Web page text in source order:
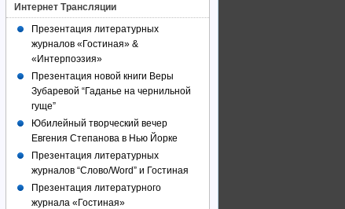
Интернет Трансляции
Презентация литературных
журналов «Гостиная» &
«Интерпоэзия»
Презентация новой книги Веры
Зубаревой “Гаданье на чернильной
гуще”
Юбилейный творческий вечер
Евгения Степанова в Нью Йорке
Презентация литературных
журналов “Слово/Word” и Гостиная
Презентация литературного
журнала «Гостиная»